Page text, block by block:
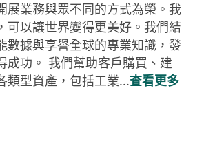
展業務與眾不同的方式為榮。我
可以讓世界變得更美好。我們結
數據與享譽全球的專業知識，發
成功。 我們幫助客戶購買、建
類型資產，包括工業...查看更多